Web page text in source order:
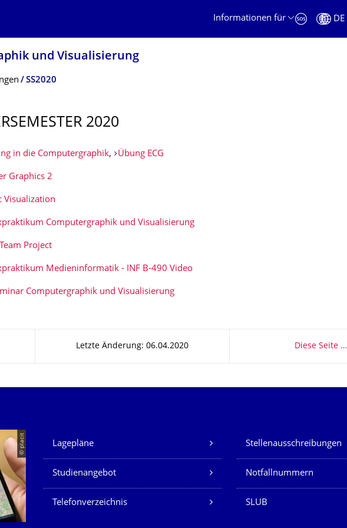
Informationen für
DE
und Visualisierung
SS2020
2020
in die Computergraphik, Übung ECG
Graphics 2
Visualization
Computergraphik und Visualisierung
Project
Medieninformatik - INF B-490 Video
Computergraphik und Visualisierung
Letzte Änderung: 06.04.2020 Diese Seite …
© placit Unsere Dienste
Lagepläne Stellenausschreibungen
Studienangebot Notfallnummern
Telefonverzeichnis SLUB